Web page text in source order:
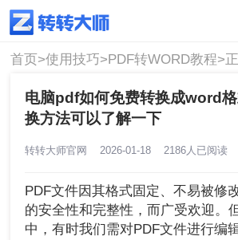
使用技巧
首页>使用技巧>PDF转WORD教程>
电脑pdf如何免费转换成word
换方法可以了解一下
转转大师官网 2026-01-18 2186人已阅读
PDF文件因其格式固定、不易被修
的安全性和完整性，而广受欢迎。
中，有时我们需对PDF文件进行编